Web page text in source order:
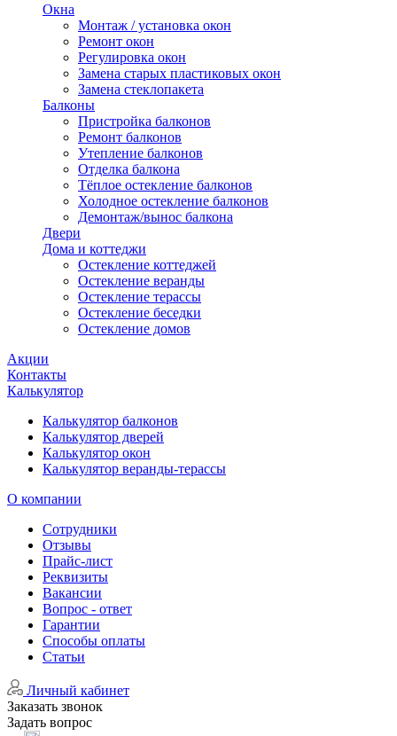
Окна
Монтаж / установка окон
Ремонт окон
Регулировка окон
Замена старых пластиковых окон
Замена стеклопакета
Балконы
Пристройка балконов
Ремонт балконов
Утепление балконов
Отделка балкона
Тёплое остекление балконов
Холодное остекление балконов
Демонтаж/вынос балкона
Двери
Дома и коттеджи
Остекление коттеджей
Остекление веранды
Остекление терассы
Остекление беседки
Остекление домов
Акции
Контакты
Калькулятор
Калькулятор балконов
Калькулятор дверей
Калькулятор окон
Калькулятор веранды-терассы
О компании
Сотрудники
Отзывы
Прайс-лист
Реквизиты
Вакансии
Вопрос - ответ
Гарантии
Способы оплаты
Статьи
Личный кабинет
Заказать звонок
Задать вопрос